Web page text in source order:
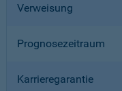
Verweisung
Prognosezeitraum
Karrieregarantie